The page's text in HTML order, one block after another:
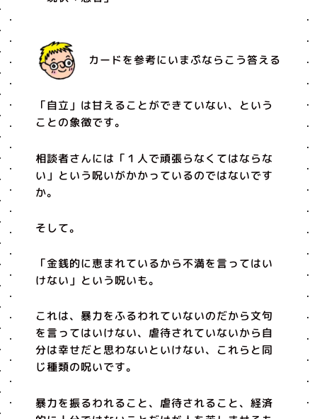
カードを参考にいまぷならこう答える
「自立」は甘えることができていない、という
ことの象徴です。
相談者さんには「１人で頑張らなくてはならな
い」という呪いがかかっているのではないです
か。
そして。
「金銭的に恵まれているから不満を言ってはい
けない」という呪いも。
これは、暴力をふるわれていないのだから文句
を言ってはいけない、虐待されていないから自
分は幸せだと思わないといけない、これらと同
じ種類の呪いです。
暴力を振るわれること、虐待されること、経済